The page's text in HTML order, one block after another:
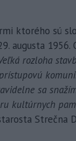
ktorého sú
augusta
rozloha
sa
kultúrnych
Strečna